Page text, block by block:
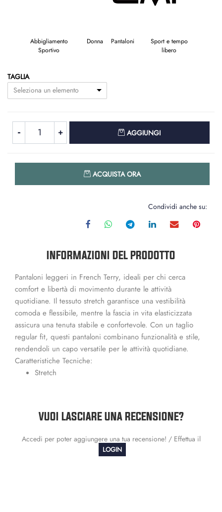
Abbigliamento
Sportivo
Donna Pantaloni
Sport e tempo
libero
TAGLIA
Seleziona un elemento
AGGIUNGI
ACQUISTA ORA
Condividi anche su:
INFORMAZIONI DEL PRODOTTO
Pantaloni leggeri in French Terry, ideali per chi cerca
comfort e libertà di movimento durante le attività
quotidiane. Il tessuto stretch garantisce una vestibilità
comoda e flessibile, mentre la fascia in vita elasticizzata
assicura una tenuta stabile e confortevole. Con un taglio
regular fit, questi pantaloni combinano funzionalità e stile,
rendendoli un capo versatile per le attività quotidiane.
Caratteristiche Tecniche:
Stretch
VUOI LASCIARE UNA RECENSIONE?
Accedi per poter aggiungere una tua recensione! / Effettua il
LOGIN